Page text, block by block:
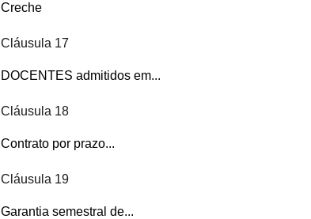
Creche
Cláusula 17
DOCENTES admitidos em...
Cláusula 18
Contrato por prazo...
Cláusula 19
Garantia semestral de...